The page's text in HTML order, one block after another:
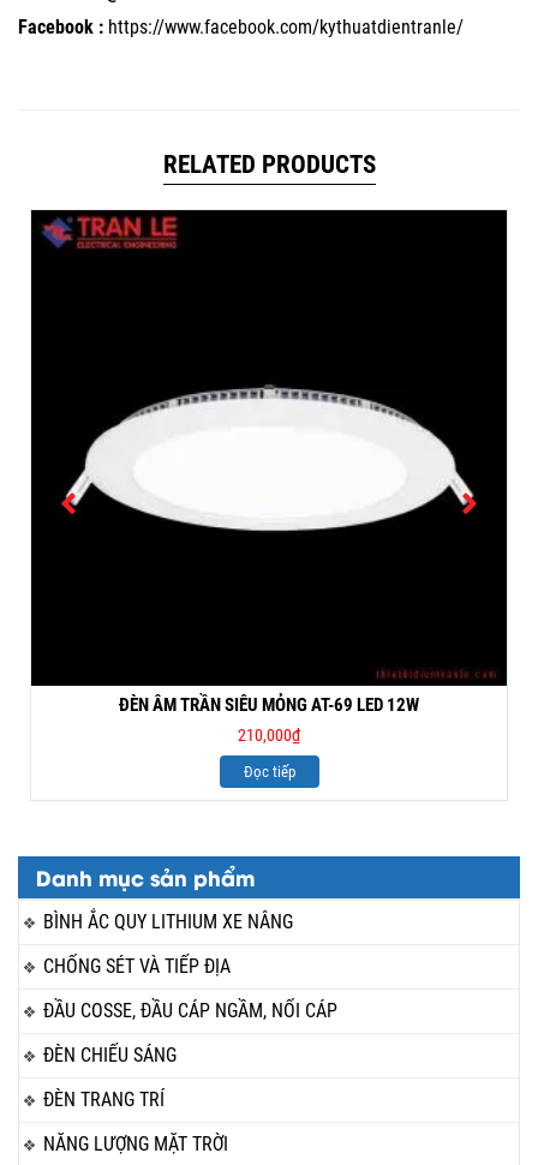
Danh mục sản phẩm
BÌNH ẮC QUY LITHIUM XE NÂNG
CHỐNG SÉT VÀ TIẾP ĐỊA
ĐẦU COSSE, ĐẦU CÁP NGẦM, NỐI CÁP
ĐÈN CHIẾU SÁNG
ĐÈN TRANG TRÍ
NĂNG LƯỢNG MẶT TRỜI
Facebook : https://www.facebook.com/kythuatdientranle/
RELATED PRODUCTS
ĐÈN ÂM TRẦN SIÊU MỎNG AT-69 LED 12W
210,000₫
Đọc tiếp